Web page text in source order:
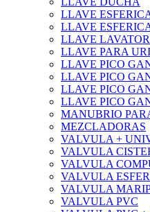
LLAVE
LLAVE
LLAVE
LLAVE PARA
LLAVE PICO
LLAVE PICO
LLAVE PICO
LLAVE PICO
MANUBRIO
MEZCLADORAS
VALVULA +
VALVULA
VALVULA
VALVULA
VALVULA
VALVULA PVC